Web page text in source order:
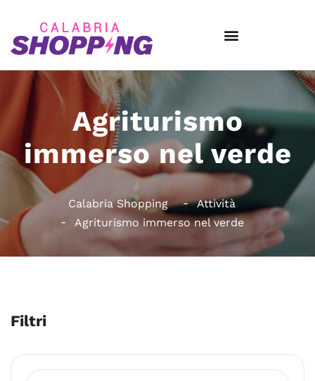
Agriturismo
immerso nel verde
Calabria Shopping
Attività
Agriturismo immerso nel verde
Filtri